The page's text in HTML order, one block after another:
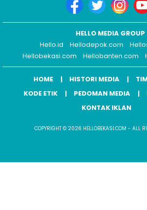
HELLO MEDIA GROUP
Hello.id
Hellodepok.com
Hellobekasi.com
Hellobanten.com
HOME HISTORI MEDIA
KODE ETIK
PEDOMAN MEDIA
KONTAK IKLAN
COPYRIGHT © 2026 HELLOBEKASI.COM - ALL